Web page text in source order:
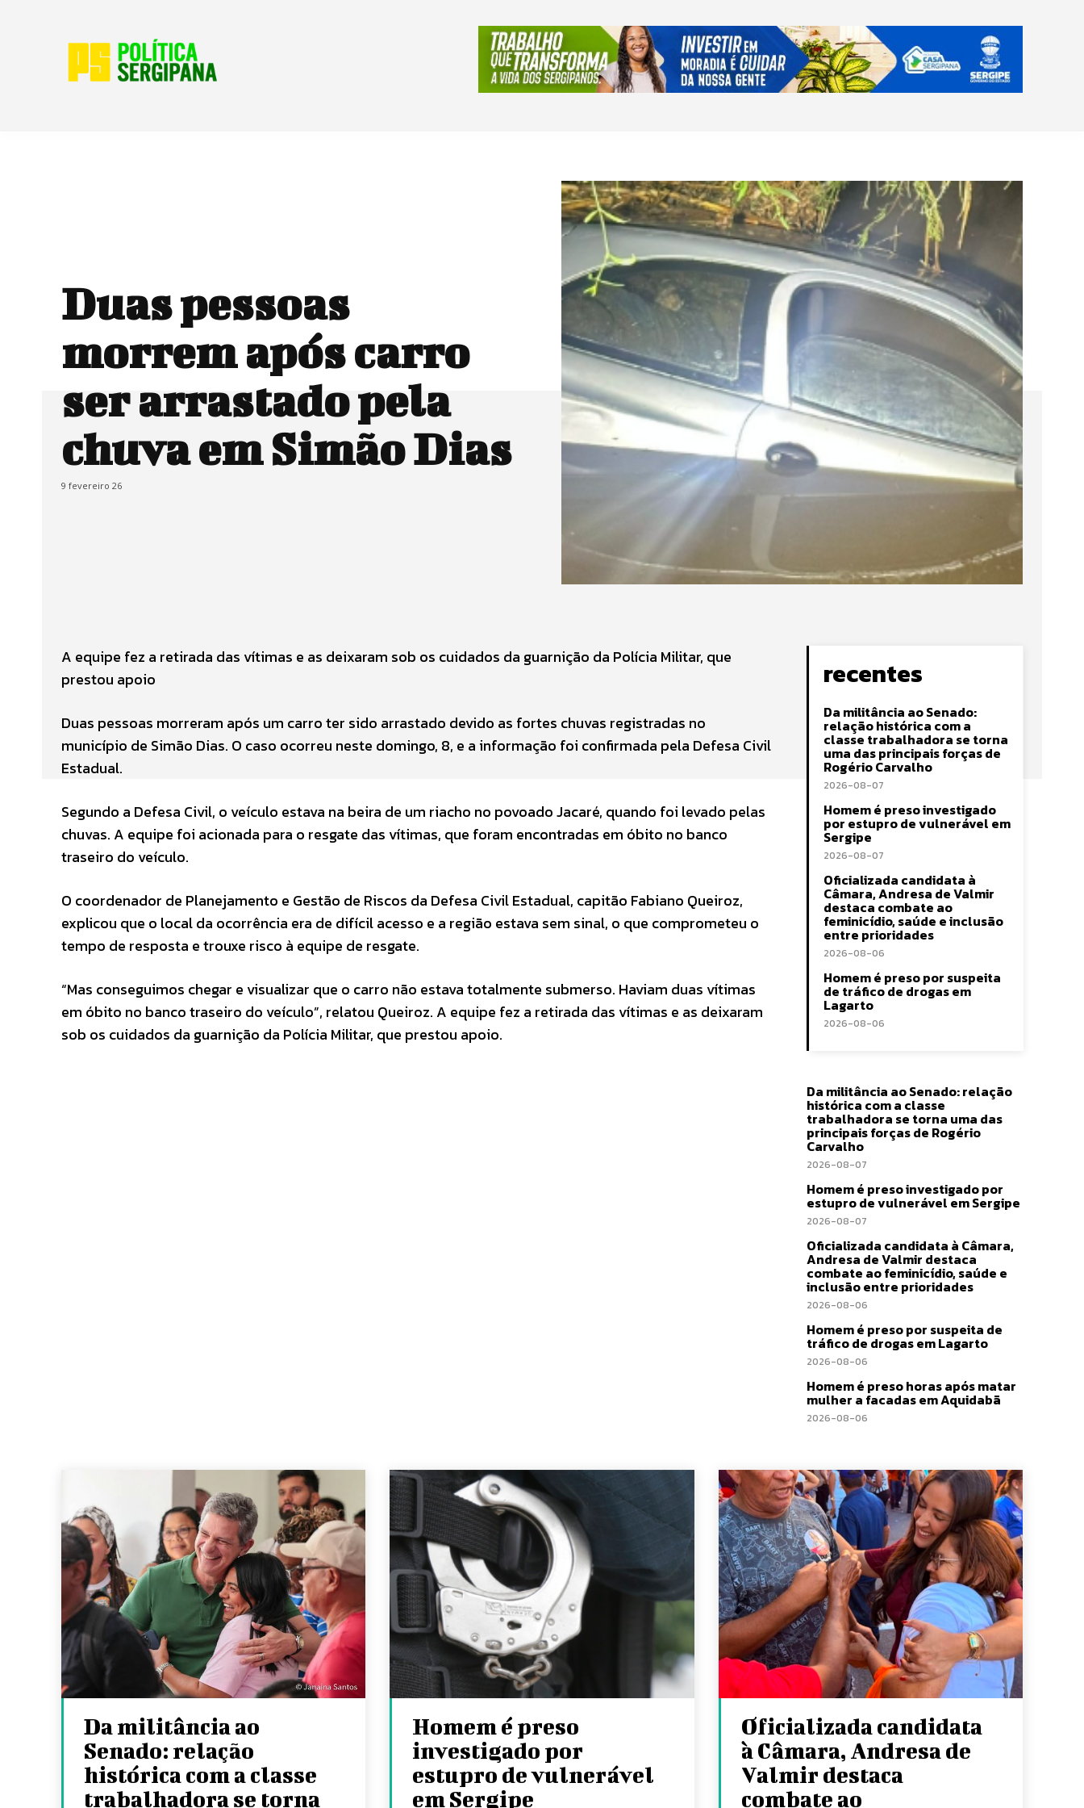
Duas pessoas
morrem após carro
ser arrastado pela
chuva em Simão Dias
9 fevereiro 26
A equipe fez a retirada das vítimas e as deixaram sob os cuidados da guarnição da Polícia Militar, que
prestou apoio
Duas pessoas morreram após um carro ter sido arrastado devido as fortes chuvas registradas no
município de Simão Dias. O caso ocorreu neste domingo, 8, e a informação foi confirmada pela Defesa Civil
Estadual.
Segundo a Defesa Civil, o veículo estava na beira de um riacho no povoado Jacaré, quando foi levado pelas
chuvas. A equipe foi acionada para o resgate das vítimas, que foram encontradas em óbito no banco
traseiro do veículo.
O coordenador de Planejamento e Gestão de Riscos da Defesa Civil Estadual, capitão Fabiano Queiroz,
explicou que o local da ocorrência era de difícil acesso e a região estava sem sinal, o que comprometeu o
tempo de resposta e trouxe risco à equipe de resgate.
“Mas conseguimos chegar e visualizar que o carro não estava totalmente submerso. Haviam duas vítimas
em óbito no banco traseiro do veículo”, relatou Queiroz. A equipe fez a retirada das vítimas e as deixaram
sob os cuidados da guarnição da Polícia Militar, que prestou apoio.
recentes
Da militância ao Senado:
relação histórica com a
classe trabalhadora se torna
uma das principais forças de
Rogério Carvalho
2026-08-07
Homem é preso investigado
por estupro de vulnerável em
Sergipe
2026-08-07
Oficializada candidata à
Câmara, Andresa de Valmir
destaca combate ao
feminicídio, saúde e inclusão
entre prioridades
2026-08-06
Homem é preso por suspeita
de tráfico de drogas em
Lagarto
2026-08-06
Da militância ao Senado: relação
histórica com a classe
trabalhadora se torna uma das
principais forças de Rogério
Carvalho
2026-08-07
Homem é preso investigado por
estupro de vulnerável em Sergipe
2026-08-07
Oficializada candidata à Câmara,
Andresa de Valmir destaca
combate ao feminicídio, saúde e
inclusão entre prioridades
2026-08-06
Homem é preso por suspeita de
tráfico de drogas em Lagarto
2026-08-06
Homem é preso horas após matar
mulher a facadas em Aquidabã
2026-08-06
Da militância ao
Senado: relação
histórica com a classe
trabalhadora se torna
Homem é preso
investigado por
estupro de vulnerável
em Sergipe
Oficializada candidata
à Câmara, Andresa de
Valmir destaca
combate ao